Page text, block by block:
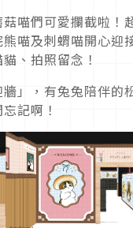
喵們可愛攔截啦
喵及刺蝟喵開心
、拍照留念！
」，有兔兔陪伴
記啊！